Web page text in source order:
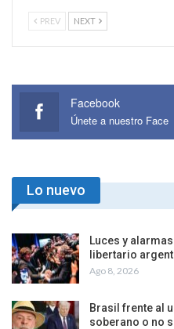
PREV NEXT
Facebook
Únete a nuestro Face
Lo nuevo
Luces y
libertario
Ago 8, 2026
Brasil frente al
soberano o no